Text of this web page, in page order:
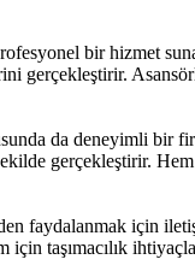
bir hizmet
gerçekleştirir.
da deneyimli bir
gerçekleştirir.
faydalanmak için
taşımacılık